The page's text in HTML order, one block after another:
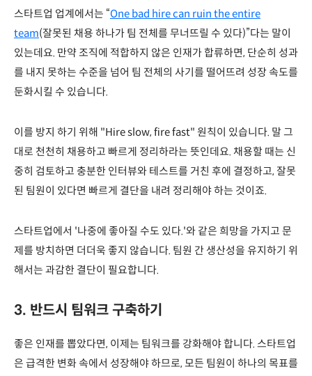
스타트업 업계에서는 “One bad hire can ruin the entire
team(잘못된 채용 하나가 팀 전체를 무너뜨릴 수 있다)”다는 말이
있는데요. 만약 조직에 적합하지 않은 인재가 합류하면, 단순히 성과
를 내지 못하는 수준을 넘어 팀 전체의 사기를 떨어뜨려 성장 속도를
둔화시킬 수 있습니다.
이를 방지 하기 위해 "Hire slow, fire fast" 원칙이 있습니다. 말 그
대로 천천히 채용하고 빠르게 정리하라는 뜻인데요. 채용할 때는 신
중히 검토하고 충분한 인터뷰와 테스트를 거친 후에 결정하고, 잘못
된 팀원이 있다면 빠르게 결단을 내려 정리해야 하는 것이죠.
스타트업에서 '나중에 좋아질 수도 있다.'와 같은 희망을 가지고 문
제를 방치하면 더더욱 좋지 않습니다. 팀원 간 생산성을 유지하기 위
해서는 과감한 결단이 필요합니다.
3. 반드시 팀워크 구축하기
좋은 인재를 뽑았다면, 이제는 팀워크를 강화해야 합니다. 스타트업
은 급격한 변화 속에서 성장해야 하므로, 모든 팀원이 하나의 목표를